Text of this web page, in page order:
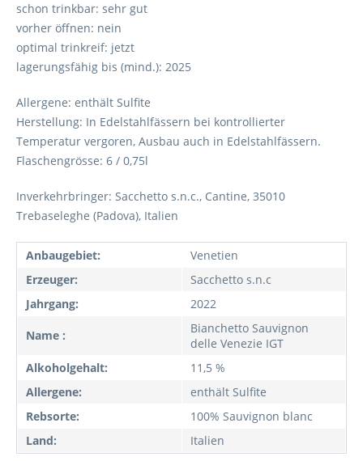
schon trinkbar: sehr gut
vorher öffnen: nein
optimal trinkreif: jetzt
lagerungsfähig bis (mind.): 2025
Allergene: enthält Sulfite
Herstellung: In Edelstahlfässern bei kontrollierter
Temperatur vergoren, Ausbau auch in Edelstahlfässern.
Flaschengrösse: 6 / 0,75l
Inverkehrbringer: Sacchetto s.n.c., Cantine, 35010
Trebaseleghe (Padova), Italien
Anbaugebiet:
Venetien
Erzeuger:
Sacchetto s.n.c
Jahrgang:
2022
Name :
Bianchetto Sauvignon
delle Venezie IGT
Alkoholgehalt:
11,5 %
Allergene:
enthält Sulfite
Rebsorte:
100% Sauvignon blanc
Land:
Italien